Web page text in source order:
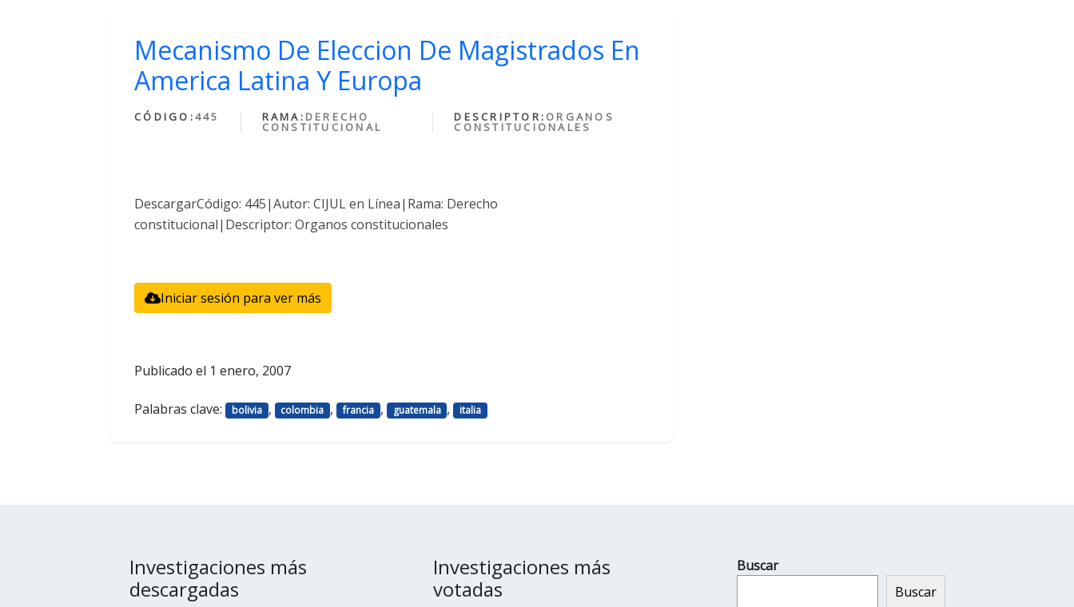
Mecanismo De Eleccion De Magistrados En
America Latina Y Europa
CÓDIGO:445 RAMA: DERECHO
CONSTITUCIONAL
DESCRIPTOR: ORGANOS
CONSTITUCIONALES
DescargarCódigo: 445|Autor: CIJUL en Línea|Rama: Derecho
constitucional|Descriptor: Organos constitucionales
Iniciar sesión para ver más
Publicado el 1 enero, 2007
Palabras clave: bolivia , colombia , francia , guatemala , italia
Investigaciones más
descargadas
Investigaciones más
votadas
Buscar
Buscar